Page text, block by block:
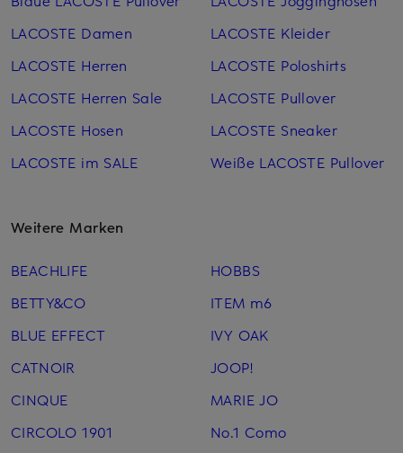
LACOSTE Damen
LACOSTE Herren
LACOSTE Herren Sale
LACOSTE Hosen
LACOSTE im SALE
LACOSTE Kleider
LACOSTE Poloshirts
LACOSTE Pullover
LACOSTE Sneaker
Weiße LACOSTE Pullover
Weitere Marken
BEACHLIFE
BETTY&CO
BLUE EFFECT
CATNOIR
CINQUE
CIRCOLO 1901
HOBBS
ITEM m6
IVY OAK
JOOP!
MARIE JO
No.1 Como